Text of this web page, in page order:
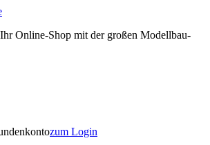
Online-Shop mit der großen Modellbau-
zum Login